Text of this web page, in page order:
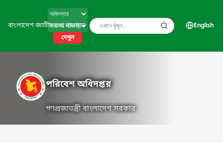
বাংলাদেশ জাতীয় তথ্য বাতায়ন
দেখুন
English
পরিবেশ অধিদপ্তর
গণপ্রজাতন্ত্রী বাংলাদেশ সরকার